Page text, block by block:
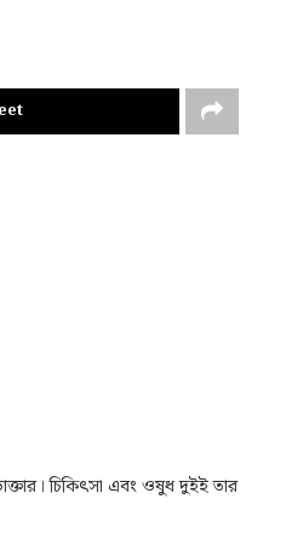
চিকিৎসা এবং ওষুধ দুইই তার